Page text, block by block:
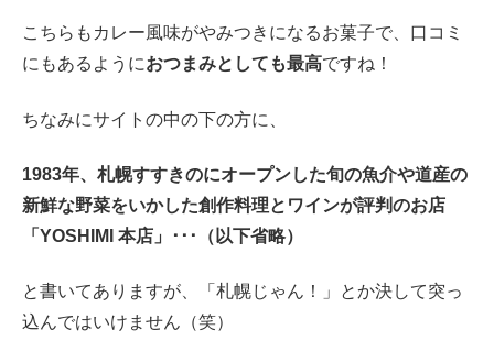
こちらもカレー風味がやみつきになるお菓子で、口コミ
にもあるようにおつまみとしても最高ですね！
ちなみにサイトの中の下の方に、
1983年、札幌すすきのにオープンした旬の魚介や道産の
新鮮な野菜をいかした創作料理とワインが評判のお店
「YOSHIMI 本店」･･･（以下省略）
と書いてありますが、「札幌じゃん！」とか決して突っ
込んではいけません（笑）